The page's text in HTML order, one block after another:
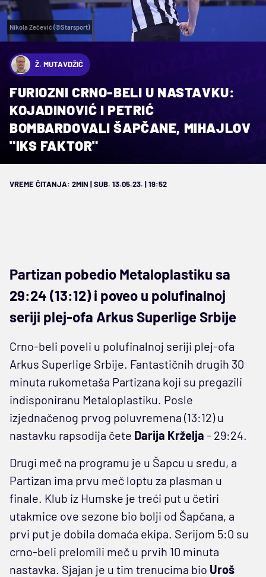
Nikola Zečević (©Starsport)
Ž. MUTAVDŽIĆ
FURIOZNI CRNO-BELI U NASTAVKU:
KOJADINOVIĆ I PETRIĆ
BOMBARDOVALI ŠAPČANE, MIHAJLOV
"IKS FAKTOR"
VREME ČITANJA: 2MIN | SUB. 13.05.23. | 19:52
Partizan pobedio Metaloplastiku sa
29:24 (13:12) i poveo u polufinalnoj
seriji plej-ofa Arkus Superlige Srbije
Crno-beli poveli u polufinalnoj seriji plej-ofa
Arkus Superlige Srbije. Fantastičnih drugih 30
minuta rukometaša Partizana koji su pregazili
indisponiranu Metaloplastiku. Posle
izjednačenog prvog poluvremena (13:12) u
nastavku rapsodija čete Darija Krželja - 29:24.
Drugi meč na programu je u Šapcu u sredu, a
Partizan ima prvu meč loptu za plasman u
finale. Klub iz Humske je treći put u četiri
utakmice ove sezone bio bolji od Šapčana, a
prvi put je dobila domaća ekipa. Serijom 5:0 su
crno-beli prelomili meč u prvih 10 minuta
nastavka. Sjajan je u tim trenucima bio Uroš